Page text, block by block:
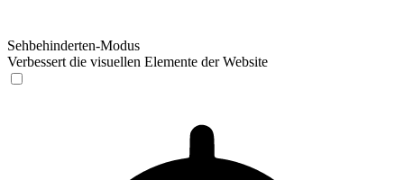
Sehbehinderten-Modus
Verbessert die visuellen Elemente der Website